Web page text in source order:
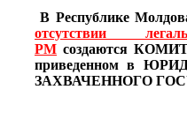
В Республике
отсутствии
РМ создаются
приведенном в
ЗАХВАЧЕННОГО